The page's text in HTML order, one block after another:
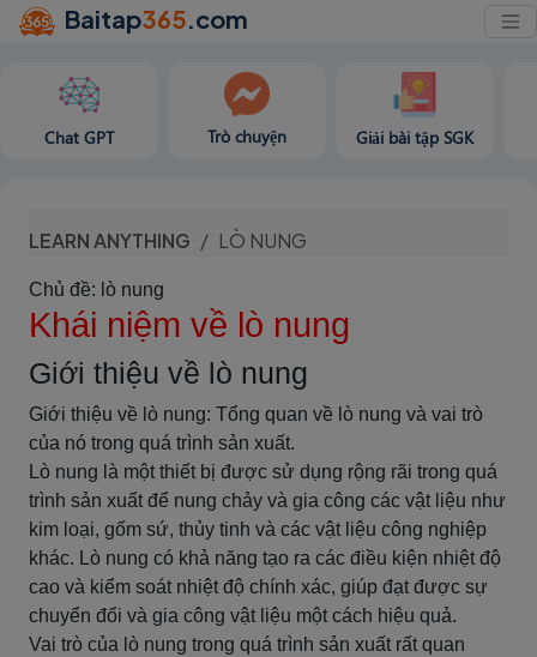
Baitap365.com
Chat GPT Trò chuyện Giải bài tập SGK
LEARN ANYTHING LÒ NUNG
Chủ đề: lò nung
Khái niệm về lò nung
Giới thiệu về lò nung
Giới thiệu về lò nung: Tổng quan về lò nung và vai trò
của nó trong quá trình sản xuất.
Lò nung là một thiết bị được sử dụng rộng rãi trong quá
trình sản xuất để nung chảy và gia công các vật liệu như
kim loại, gốm sứ, thủy tinh và các vật liệu công nghiệp
khác. Lò nung có khả năng tạo ra các điều kiện nhiệt độ
cao và kiểm soát nhiệt độ chính xác, giúp đạt được sự
chuyển đổi và gia công vật liệu một cách hiệu quả.
Vai trò của lò nung trong quá trình sản xuất rất quan